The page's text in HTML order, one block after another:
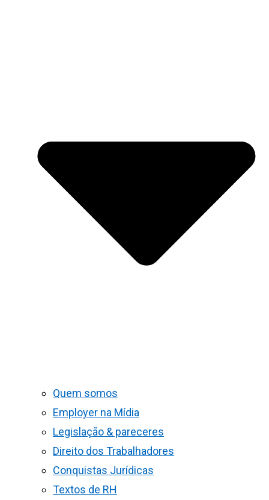
Quem somos
Employer na Mídia
Legislação & pareceres
Direito dos Trabalhadores
Conquistas Jurídicas
Textos de RH